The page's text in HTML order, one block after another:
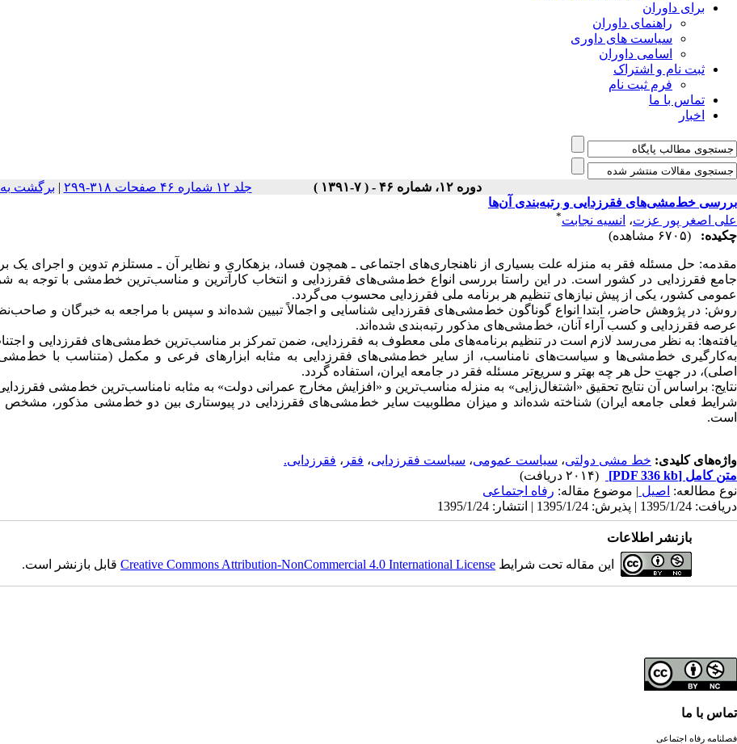
برای داوران
راهنمای داوران
سیاست های داوری
اسامی داوران
ثبت نام و اشتراک
فرم ثبت نام
تماس با ما
اخبار
دوره ۱۲، شماره ۴۶ - ( ۷-۱۳۹۱ ) جلد ۱۲ شماره ۴۶ صفحات ۳۱۸-۲۹۹ | برگشت
بررسی خط‌مشی‌های فقرزدایی و رتبه‌بندی آن‌ها
علی اصغر پور عزت، انسیه نجابت*
چکیده: (۶۷۰۵ مشاهده)
مقدمه: حل مسئله فقر به منزله علت بسیاری از ناهنجاری‌های اجتماعی ـ همچون فساد، بزهکاری و نظایر آن ـ مستلزم تدوین و اجرای یک
جامع فقرزدایی در کشور است. در این راستا بررسی انواع خط‌مشی‌های فقرزدایی و انتخاب کارآترین و مناسب‌ترین خط‌مشی با توجه به
عمومی کشور، یکی از پیش نیازهای تنظیم هر برنامه ملی فقرزدایی محسوب می‌گردد.
روش: در پژوهش حاضر، ابتدا انواع گوناگون خط‌مشی‌های فقرزدایی شناسایی و اجمالاً تبیین شده‌اند و سپس با مراجعه به خبرگان و
عرصه فقرزدایی و کسب آراء آنان، خط‌مشی‌های مذکور رتبه‌بندی شده‌اند.
یافته‌ها: به نظر می‌رسد لازم است در تنظیم برنامه‌های ملی معطوف به فقرزدایی، ضمن تمرکز بر مناسب‌ترین خط‌مشی‌های فقرزدایی و
به‌کارگیری خط‌مشی‌ها و سیاست‌های نامناسب، از سایر خط‌مشی‌های فقرزدایی به مثابه ابزارهای فرعی و مکمل (متناسب با
اصلی)، در جهت حل هر چه بهتر و سریع‌تر مسئله فقر در جامعه ایران، استفاده گردد.
نتایج: براساس آن نتایج تحقیق «اشتغال‌زایی» به منزله مناسب‌ترین و «افزایش مخارج عمرانی دولت» به مثابه نامناسب‌ترین خط‌مشی
شرایط فعلی جامعه ایران) شناخته شده‌اند و میزان مطلوبیت سایر خط‌مشی‌های فقرزدایی در پیوستاری بین دو خط‌مشی مذکور،
است.
واژه‌های کلیدی: خط‌ مشی دولتی، سیاست عمومی، سیاست فقرزدایی، فقر ، فقرزدایی.
متن کامل [PDF 336 kb]
(۲۰۱۴ دریافت)
نوع مطالعه: اصیل | موضوع مقاله: رفاه اجتماعی
دریافت: 1395/1/24 | پذیرش: 1395/1/24 | انتشار: 1395/1/24
بازنشر اطلاعات
این مقاله تحت شرایط Creative Commons Attribution-NonCommercial 4.0 International Licenseقابل بازنشر است.
تماس با ما
فصلنامه رفاه اجتماعی